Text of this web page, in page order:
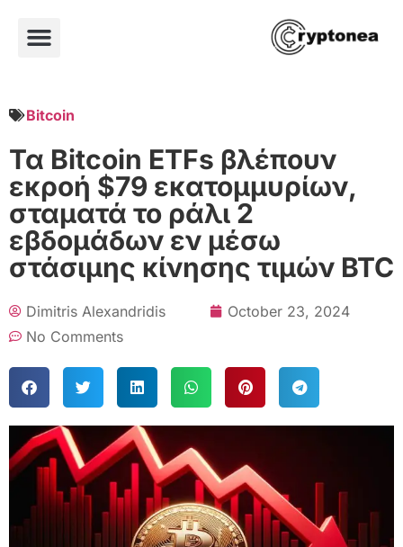
Bitcoin
Τα Bitcoin ETFs βλέπουν
εκροή $79 εκατομμυρίων,
σταματά το ράλι 2
εβδομάδων εν μέσω
στάσιμης κίνησης τιμών BTC
Dimitris Alexandridis
October 23, 2024
No Comments